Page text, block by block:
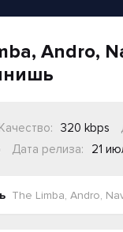
Andro,
Качество: 320 kbps
Дата релиза: 21
The Limba, Andro,